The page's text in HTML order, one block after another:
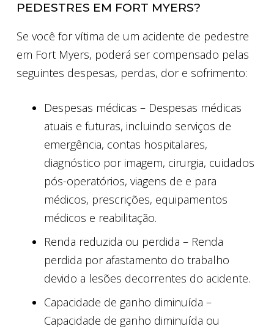
PEDESTRES EM FORT MYERS?
Se você for vítima de um acidente de pedestre
em Fort Myers, poderá ser compensado pelas
seguintes despesas, perdas, dor e sofrimento:
Despesas médicas – Despesas médicas
atuais e futuras, incluindo serviços de
emergência, contas hospitalares,
diagnóstico por imagem, cirurgia, cuidados
pós-operatórios, viagens de e para
médicos, prescrições, equipamentos
médicos e reabilitação.
Renda reduzida ou perdida – Renda
perdida por afastamento do trabalho
devido a lesões decorrentes do acidente.
Capacidade de ganho diminuída –
Capacidade de ganho diminuída ou